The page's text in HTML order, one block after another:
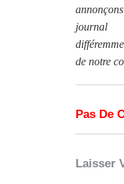
journal
de notre
Pas De
Laisser